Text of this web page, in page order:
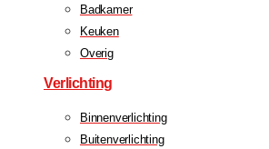
Badkamer
Keuken
Overig
Verlichting
Binnenverlichting
Buitenverlichting